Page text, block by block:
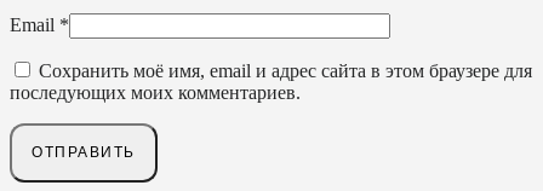
Email *
Сохранить моё имя, email и адрес сайта в этом браузере для
последующих моих комментариев.